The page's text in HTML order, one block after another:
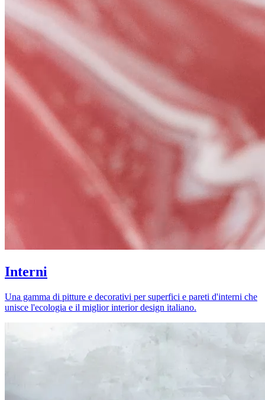
Interni
Una gamma di pitture e decorativi per superfici e pareti d'interni che
unisce l'ecologia e il miglior interior design italiano.